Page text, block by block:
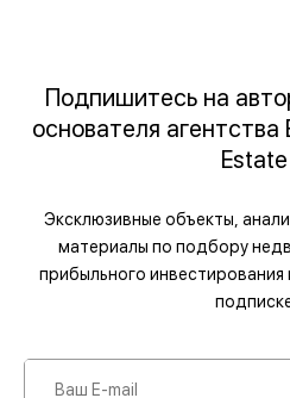
Подпишитесь на
основателя агентства
Estate
Эксклюзивные объекты,
материалы по подбору
прибыльного инвестирования